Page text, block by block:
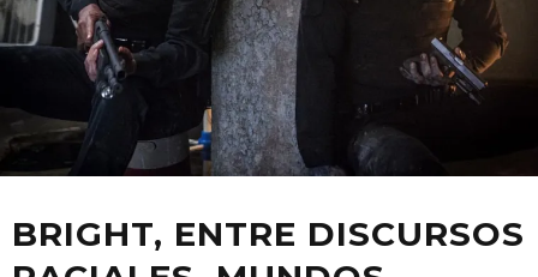
BRIGHT, ENTRE DISCURSOS